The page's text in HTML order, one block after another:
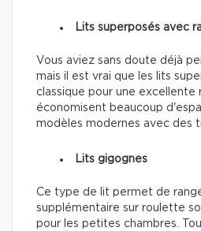
Lits superposés avec
Vous aviez sans doute déjà
mais il est vrai que les lits
classique pour une excellente
économisent beaucoup
modèles modernes avec des
Lits gigognes
Ce type de lit permet de
supplémentaire sur roulette
pour les petites chambres.